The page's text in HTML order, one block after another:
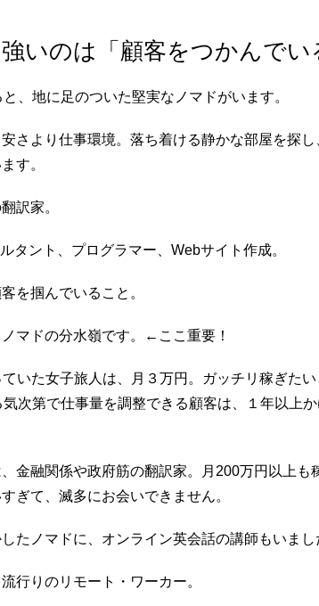
いのは「顧客をつかんでい
、地に足のついた堅実なノマドがいます。
さより仕事環境。落ち着ける静かな部屋を探
す。
訳家。
タント、プログラマー、Webサイト作成。
を掴んでいること。
ノマドの分水嶺です。←ここ重要！
いた女子旅人は、月３万円。ガッチリ稼ぎた
次第で仕事量を調整できる顧客は、１年以上
金融関係や政府筋の翻訳家。月200万円以上も
ぎて、滅多にお会いできません。
たノマドに、オンライン英会話の講師もいまし
行りのリモート・ワーカー。